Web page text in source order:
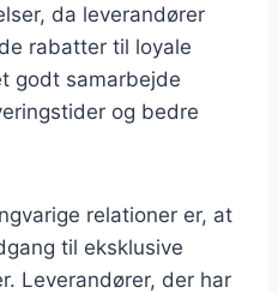
da leverandører
rabatter til loyale
godt samarbejde
og bedre
relationer er, at
til eksklusive
Leverandører, der har